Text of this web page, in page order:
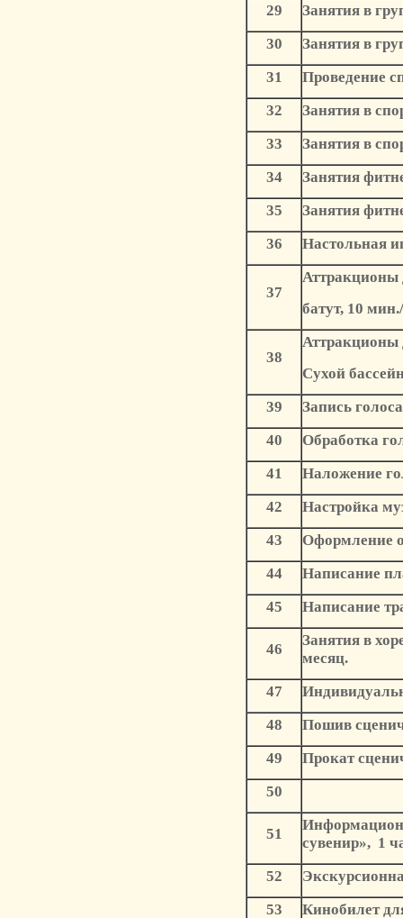
29
Занятия в
30
Занятия в
31
Проведение
32
Занятия в
33
Занятия в
34
Занятия
35
Занятия
36
Настольная
37
Аттракционы
батут, 10
38
Аттракционы
Сухой
39
Запись
40
Обработка
41
Наложение
42
Настройка
43
Оформление
44
Написание
45
Написание
46
Занятия в
месяц.
47
48
Пошив
49
Прокат
50
51
сувенир», 1
52
53
Кинобилет